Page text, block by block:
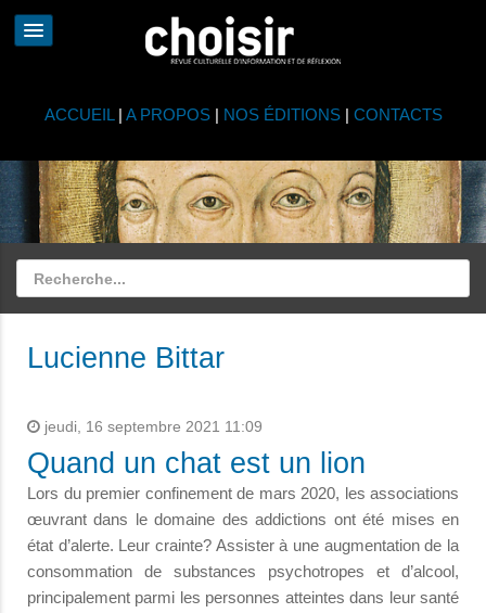
ACCUEIL | A PROPOS| NOS ÉDITIONS| CONTACTS
Lucienne Bittar
jeudi, 16 septembre 2021 11:09
Quand un chat est un lion
Lors du premier confinement de mars 2020, les associations
œuvrant dans le domaine des addictions ont été mises en
état d’alerte. Leur crainte? Assister à une augmentation de la
consommation de substances psychotropes et d’alcool,
principalement parmi les personnes atteintes dans leur santé